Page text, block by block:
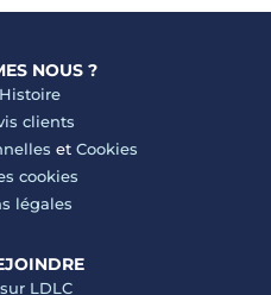
NOUS ?
clients
et Cookies
cookies
légales
LDLC